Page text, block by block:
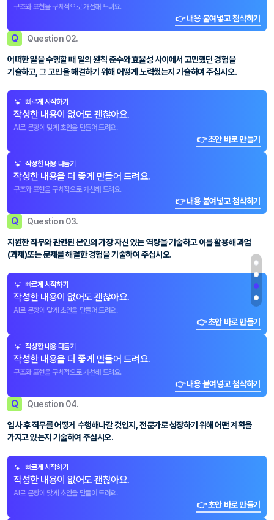
구조와 표현을 구체적으로 개선해 드려요.
👉 내용 붙여넣고 첨삭하기
Q Question 02.
어떠한 일을 수행할 때 일의 원칙 준수와 효율성 사이에서 고민했던 경험을
기술하고, 그 고민을 해결하기 위해 어떻게 노력했는지 기술하여 주십시오.
빠르게 시작하기
작성한 내용이 없어도 괜찮아요.
AI로 문항에 맞게 초안을 만들어 드려요.
👉 초안 바로 만들기
작성한 내용 다듬기
작성한 내용을 더 좋게 만들어 드려요.
구조와 표현을 구체적으로 개선해 드려요.
👉 내용 붙여넣고 첨삭하기
Q Question 03.
지원한 직무와 관련된 본인의 가장 자신 있는 역량을 기술하고 이를 활용해 과업
(과제)또는 문제를 해결한 경험을 기술하여 주십시오.
빠르게 시작하기
작성한 내용이 없어도 괜찮아요.
AI로 문항에 맞게 초안을 만들어 드려요.
👉 초안 바로 만들기
작성한 내용 다듬기
작성한 내용을 더 좋게 만들어 드려요.
구조와 표현을 구체적으로 개선해 드려요.
👉 내용 붙여넣고 첨삭하기
Q Question 04.
입사 후 직무를 어떻게 수행해나갈 것인지, 전문가로 성장하기 위해 어떤 계획을
가지고 있는지 기술하여 주십시오.
빠르게 시작하기
작성한 내용이 없어도 괜찮아요.
AI로 문항에 맞게 초안을 만들어 드려요.
👉 초안 바로 만들기